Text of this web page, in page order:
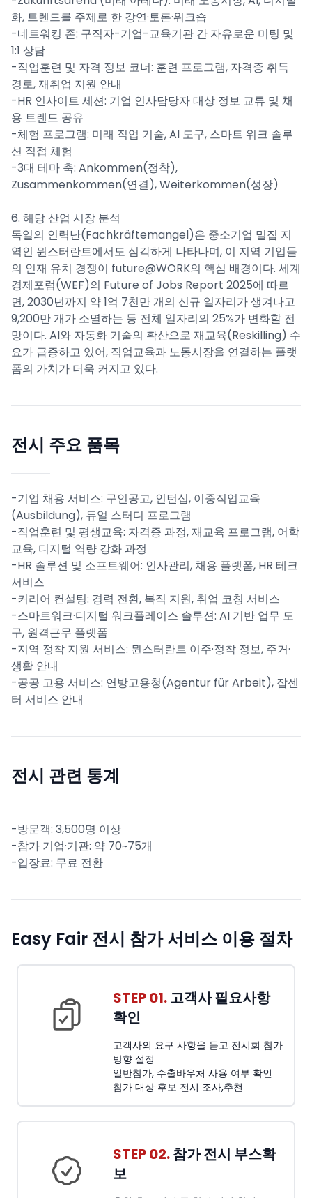
화, 트렌드를 주제로 한 강연·토론·워크숍
-네트워킹 존: 구직자-기업-교육기관 간 자유로운 미팅 및
1:1 상담
-직업훈련 및 자격 정보 코너: 훈련 프로그램, 자격증 취득
경로, 재취업 지원 안내
-HR 인사이트 세션: 기업 인사담당자 대상 정보 교류 및 채
용 트렌드 공유
-체험 프로그램: 미래 직업 기술, AI 도구, 스마트 워크 솔루
션 직접 체험
-3대 테마 축: Ankommen(정착),
Zusammenkommen(연결), Weiterkommen(성장)
6. 해당 산업 시장 분석
독일의 인력난(Fachkräftemangel)은 중소기업 밀집 지
역인 뮌스터란트에서도 심각하게 나타나며, 이 지역 기업들
의 인재 유치 경쟁이 future@WORK의 핵심 배경이다. 세계
경제포럼(WEF)의 Future of Jobs Report 2025에 따르
면, 2030년까지 약 1억 7천만 개의 신규 일자리가 생겨나고
9,200만 개가 소멸하는 등 전체 일자리의 25%가 변화할 전
망이다. AI와 자동화 기술의 확산으로 재교육(Reskilling) 수
요가 급증하고 있어, 직업교육과 노동시장을 연결하는 플랫
폼의 가치가 더욱 커지고 있다.
전시 주요 품목
-기업 채용 서비스: 구인공고, 인턴십, 이중직업교육
(Ausbildung), 듀얼 스터디 프로그램
-직업훈련 및 평생교육: 자격증 과정, 재교육 프로그램, 어학
교육, 디지털 역량 강화 과정
-HR 솔루션 및 소프트웨어: 인사관리, 채용 플랫폼, HR 테크
서비스
-커리어 컨설팅: 경력 전환, 복직 지원, 취업 코칭 서비스
-스마트워크·디지털 워크플레이스 솔루션: AI 기반 업무 도
구, 원격근무 플랫폼
-지역 정착 지원 서비스: 뮌스터란트 이주·정착 정보, 주거·
생활 안내
-공공 고용 서비스: 연방고용청(Agentur für Arbeit), 잡센
터 서비스 안내
전시 관련 통계
-방문객: 3,500명 이상
-참가 기업·기관: 약 70~75개
-입장료: 무료 전환
Easy Fair 전시 참가 서비스 이용 절차
STEP 01.고객사 필요사항
확인
고객사의 요구 사항을 듣고 전시회 참가
방향 설정
일반참가, 수출바우처 사용 여부 확인
참가 대상 후보 전시 조사,추천
STEP 02.참가 전시 부스확
보